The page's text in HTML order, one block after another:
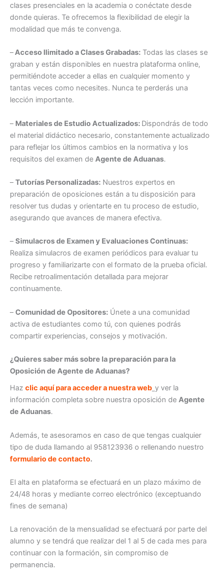
clases presenciales en la academia o conéctate desde
donde quieras. Te ofrecemos la flexibilidad de elegir la
modalidad que más te convenga.
–Acceso Ilimitado a Clases Grabadas: Todas las clases se
graban y están disponibles en nuestra plataforma online,
permitiéndote acceder a ellas en cualquier momento y
tantas veces como necesites. Nunca te perderás una
lección importante.
– Materiales de Estudio Actualizados: Dispondrás de todo
el material didáctico necesario, constantemente actualizado
para reflejar los últimos cambios en la normativa y los
requisitos del examen de Agente de Aduanas.
–Tutorías Personalizadas: Nuestros expertos en
preparación de oposiciones están a tu disposición para
resolver tus dudas y orientarte en tu proceso de estudio,
asegurando que avances de manera efectiva.
–Simulacros de Examen y Evaluaciones Continuas:
Realiza simulacros de examen periódicos para evaluar tu
progreso y familiarizarte con el formato de la prueba oficial.
Recibe retroalimentación detallada para mejorar
continuamente.
–Comunidad de Opositores: Únete a una comunidad
activa de estudiantes como tú, con quienes podrás
compartir experiencias, consejos y motivación.
¿Quieres saber más sobre la preparación para la
Oposición de Agente de Aduanas?
Haz clic aquí para acceder a nuestra web y ver la
información completa sobre nuestra oposición de Agente
de Aduanas.
Además, te asesoramos en caso de que tengas cualquier
tipo de duda llamando al 958123936 o rellenando nuestro
formulario de contacto.
El alta en plataforma se efectuará en un plazo máximo de
24/48 horas y mediante correo electrónico (exceptuando
fines de semana)
La renovación de la mensualidad se efectuará por parte del
alumno y se tendrá que realizar del 1 al 5 de cada mes para
continuar con la formación, sin compromiso de
permanencia.